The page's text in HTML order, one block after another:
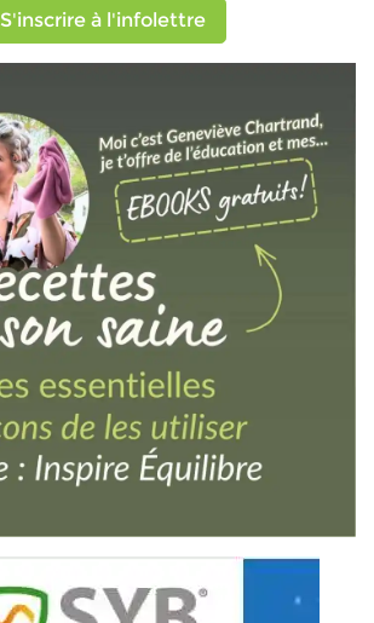
S'inscrire à l'infolettre